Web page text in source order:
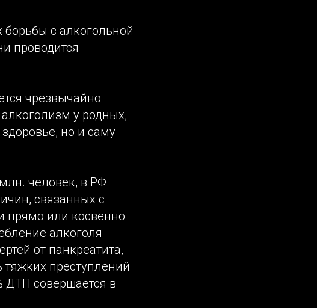
с алкогольной
проводится
чрезвычайно
у родных,
но и саму
человек, в РФ
связанных с
прямо или косвенно
алкоголя
от панкреатита,
тяжких преступлений
ДТП совершается в